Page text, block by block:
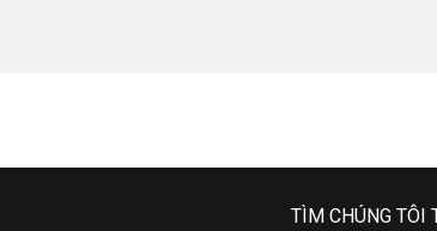
TÌM CHÚNG TÔI